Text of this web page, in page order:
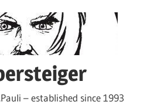
– established since 1993